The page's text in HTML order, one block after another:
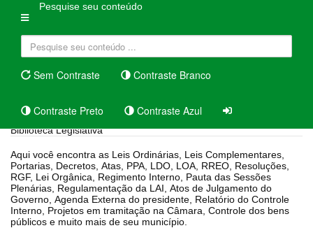
Pesquise seu conteúdo
Sem Contraste Contraste Branco
Contraste Preto Contraste Azul
Biblioteca Legislativa
Aqui você encontra as Leis Ordinárias, Leis Complementares,
Portarias, Decretos, Atas, PPA, LDO, LOA, RREO, Resoluções,
RGF, Lei Orgânica, Regimento Interno, Pauta das Sessões
Plenárias, Regulamentação da LAI, Atos de Julgamento do
Governo, Agenda Externa do presidente, Relatório do Controle
Interno, Projetos em tramitação na Câmara, Controle dos bens
públicos e muito mais de seu município.